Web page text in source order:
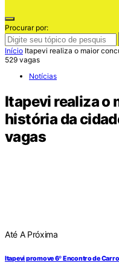
Procurar por:
Início Itapevi realiza o maior
529 vagas
Notícias
Itapevi realiza o
história da
vagas
Até A Próxima
Itapevi promove 6º Encontro de